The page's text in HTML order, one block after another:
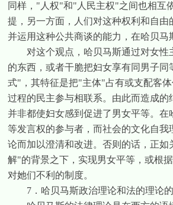
同样， " 人权"和" 人民主权"之间也相互
提，另一方面，人们对这种权利和自
并运用这种公共商谈的能力，在哈贝马
对这个观点，哈贝马斯通过对女性
的东西，或者干脆把妇女享有同男子
式" ，其特征是把"主体"占有或支配客
过程的民主参与相联系。由此而造成
并非都使妇女感到促进了男女平等。
等发言权的参与者，而社会的文化自
论而加以澄清和改进。否则的话，正
解"的背景之下，实现男女平等，或根
对她们不利的制度。
7．哈贝马斯政治理论和法的理论